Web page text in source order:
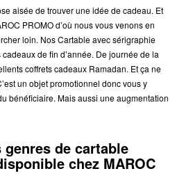
aisée de trouver une idée de cadeau. Et
PROMO d’où nous vous venons en
loin. Nos Cartable avec sérigraphie
de fin d’année. De journée de la
coffrets cadeaux Ramadan. Et ça ne
un objet promotionnel donc vous y
bénéficiaire. Mais aussi une augmentation
de cartable
chez MAROC